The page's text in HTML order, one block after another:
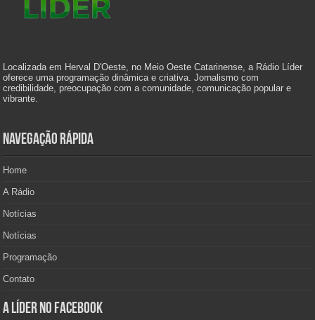
Localizada em Herval D'Oeste, no Meio Oeste Catarinense, a Rádio Líder
oferece uma programação dinâmica e criativa. Jornalismo com
credibilidade, preocupação com a comunidade, comunicação popular e
vibrante.
Navegação Rápida
Home
A Rádio
Notícias
Notícias
Programação
Contato
A Líder no Facebook